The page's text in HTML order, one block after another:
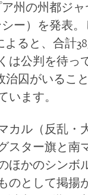
州の州都ジ
シー）を発表
よると、合計
は公判を待っ
囚がいるこ
います。
カル（反乱・
スター旗と南
ほかのシンボ
として掲揚